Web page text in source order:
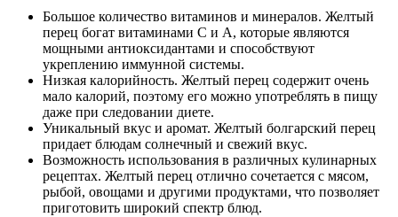
Большое количество витаминов и минералов. Желтый
перец богат витаминами С и А, которые являются
мощными антиоксидантами и способствуют
укреплению иммунной системы.
Низкая калорийность. Желтый перец содержит очень
мало калорий, поэтому его можно употреблять в пищу
даже при следовании диете.
Уникальный вкус и аромат. Желтый болгарский перец
придает блюдам солнечный и свежий вкус.
Возможность использования в различных кулинарных
рецептах. Желтый перец отлично сочетается с мясом,
рыбой, овощами и другими продуктами, что позволяет
приготовить широкий спектр блюд.